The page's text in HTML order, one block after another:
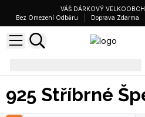
VÁŠ DÁRKOVÝ
Bez Omezení Odběru
Doprava Zdarma
925 Stříbrné